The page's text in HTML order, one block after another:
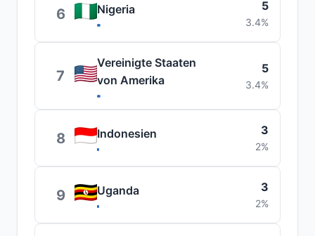
6 Nigeria 5
3.4%
7
Vereinigte Staaten
von Amerika
5
3.4%
8 Indonesien 3
2%
9 Uganda 3
2%